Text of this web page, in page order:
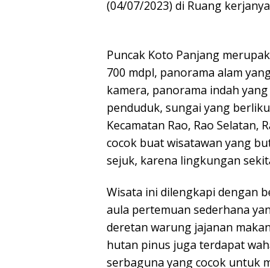
(04/07/2023) di Ruang
Puncak Koto Panjang
700 mdpl, panorama alam
kamera, panorama indah
penduduk, sungai yang
Kecamatan Rao, Rao Selatan,
cocok buat wisatawan yang
sejuk, karena lingkungan
Wisata ini dilengkapi dengan
aula pertemuan sederhana
deretan warung jajanan
hutan pinus juga terdapat
serbaguna yang cocok untuk